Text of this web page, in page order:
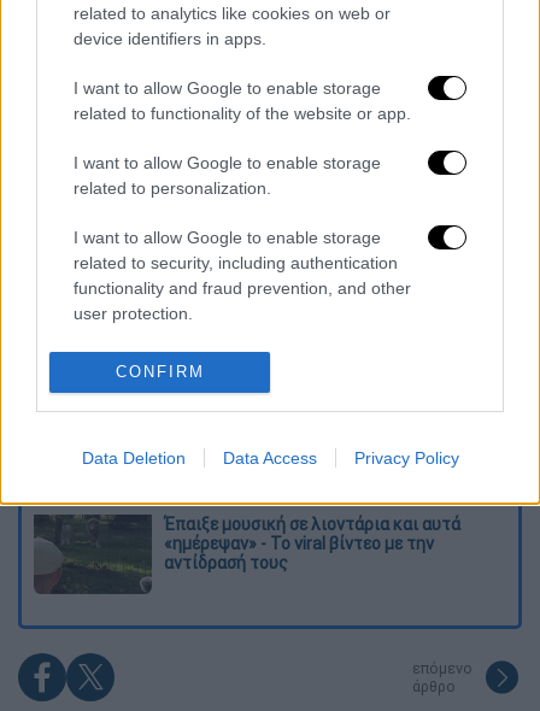
related to analytics like cookies on web or
device identifiers in apps.
I want to allow Google to enable storage
related to functionality of the website or app.
I want to allow Google to enable storage
related to personalization.
I want to allow Google to enable storage
related to security, including authentication
functionality and fraud prevention, and other
user protection.
CONFIRM
Data Deletion Data Access Privacy Policy
«Πάρε Θέση»υποστηρίζουν χορηγικά οι
σκάφος «Χριστόφορος» (Χατζηχριστοφής
Χριστόφορος και Γεώργιος).
Διαβάστε ακόμη
Η «ακτινογραφία» της καταστροφής από
τις φωτιές στη Δυτική Αττική - Οι
εκτάσεις που κάηκαν και η επόμενη μέρα
του δάσους
που έκρυβε ο γιος του στον καταψύκτη -
«Τον αγαπούσε παθολογικά»
σχολεία λιγότερα τη νέα σχολική χρονιά
στα Δωδεκάνησα
Έπαιξε μουσική σε λιοντάρια και αυτά
«ημέρεψαν» - Το viral βίντεο με την
αντίδρασή τους
επόμενο
άρθρο